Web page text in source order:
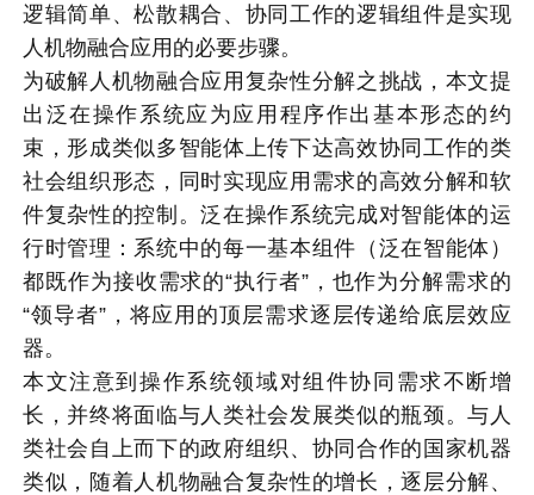
逻辑简单、松散耦合、协同工作的逻辑组件是实现
人机物融合应用的必要步骤。
为破解人机物融合应用复杂性分解之挑战，本文提
出泛在操作系统应为应用程序作出基本形态的约
束，形成类似多智能体上传下达高效协同工作的类
社会组织形态，同时实现应用需求的高效分解和软
件复杂性的控制。泛在操作系统完成对智能体的运
行时管理：系统中的每一基本组件（泛在智能体）
都既作为接收需求的“执行者”，也作为分解需求的
“领导者”，将应用的顶层需求逐层传递给底层效应
器。
本文注意到操作系统领域对组件协同需求不断增
长，并终将面临与人类社会发展类似的瓶颈。与人
类社会自上而下的政府组织、协同合作的国家机器
类似，随着人机物融合复杂性的增长，逐层分解、